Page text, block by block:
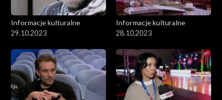
Informacje kulturalne
29.10.2023
Informacje kulturalne
28.10.2023